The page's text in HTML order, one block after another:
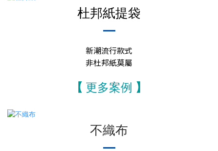
杜邦紙提袋
新潮流行款式
非杜邦紙莫屬
【 更多案例 】
不織布